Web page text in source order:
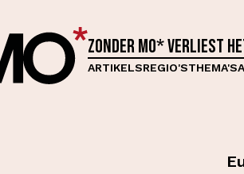
Zonder MO* verliest
ARTIKELSREGIO'STHEMA'S